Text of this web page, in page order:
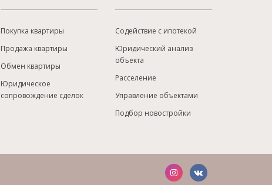
Покупка квартиры
Продажа квартиры
Обмен квартиры
Юридическое
сопровождение сделок
Содействие с ипотекой
Юридический анализ
объекта
Расселение
Управление объектами
Подбор новостройки